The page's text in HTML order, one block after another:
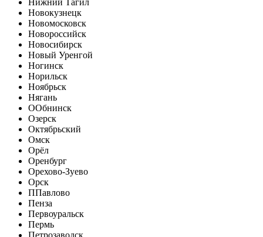
Нижний Тагил
Новокузнецк
Новомосковск
Новороссийск
Новосибирск
Новый Уренгой
Ногинск
Норильск
Ноябрьск
Нягань
ООбнинск
Озерск
Октябрьский
Омск
Орёл
Оренбург
Орехово-Зуево
Орск
ППавлово
Пенза
Первоуральск
Пермь
Петрозаводск